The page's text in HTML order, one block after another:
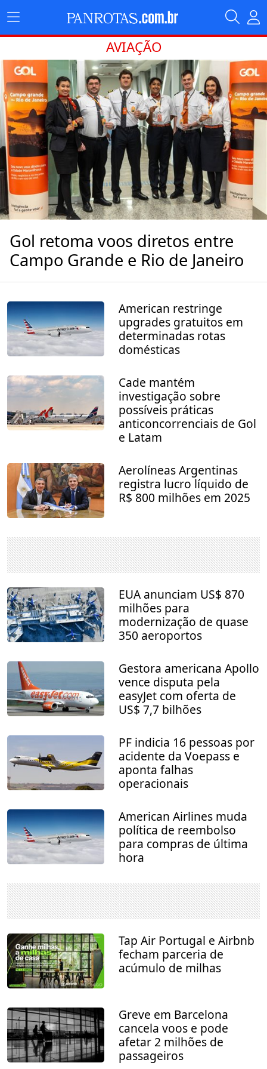
AVIAÇÃO
Gol retoma voos diretos entre
Campo Grande e Rio de Janeiro
American restringe
upgrades gratuitos em
determinadas rotas
domésticas
Cade mantém
investigação sobre
possíveis práticas
anticoncorrenciais de Gol
e Latam
Aerolíneas Argentinas
registra lucro líquido de
R$ 800 milhões em 2025
EUA anunciam US$ 870
milhões para
modernização de quase
350 aeroportos
Gestora americana Apollo
vence disputa pela
easyJet com oferta de
US$ 7,7 bilhões
PF indicia 16 pessoas por
acidente da Voepass e
aponta falhas
operacionais
American Airlines muda
política de reembolso
para compras de última
hora
Tap Air Portugal e Airbnb
fecham parceria de
acúmulo de milhas
Greve em Barcelona
cancela voos e pode
afetar 2 milhões de
passageiros